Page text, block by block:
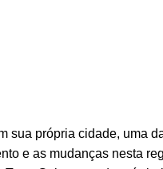
sua própria cidade, uma
e as mudanças nesta